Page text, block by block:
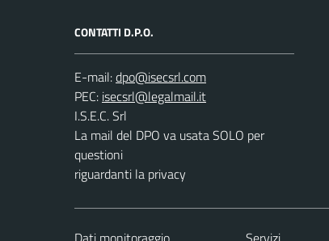
CONTATTI D.P.O.
E-mail:
PEC:
I.S.E.C. Srl
La mail del DPO va usata SOLO per
questioni
riguardanti la privacy